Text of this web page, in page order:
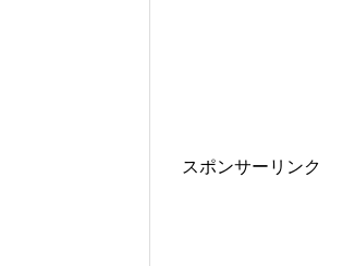
スポンサーリンク